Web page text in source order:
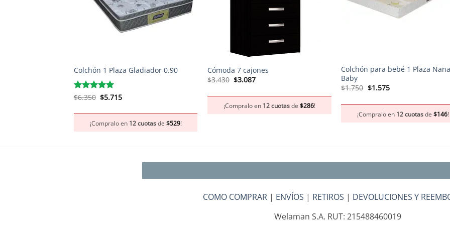
Colchón 1 Plaza Gladiador 0.90
Valorado
$6.350 El
$6.350.
$5.715El
$5.715.
¡Compralo en 12 cuotasde $529!
Cómoda 7 cajones
$3.430 El
$3.430.
$3.087El
$3.087.
¡Compralo en 12 cuotasde $286!
Colchón para bebé 1 Plaza Nana
Baby
$1.750 El
$1.750.
$1.575El
$1.575.
¡Compralo en 12 cuotasde$146!
COMO COMPRAR | ENVÍOS | RETIROS | DEVOLUCIONES Y
Welaman S.A. RUT: 215488460019